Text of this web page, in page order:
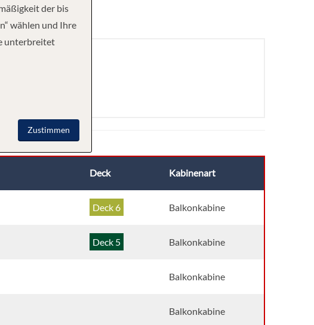
Deck Kabinenart
Deck 6 Balkonkabine
Deck 5 Balkonkabine
Balkonkabine
Balkonkabine
der bis
wählen und Ihre
unterbreitet
Zustimmen